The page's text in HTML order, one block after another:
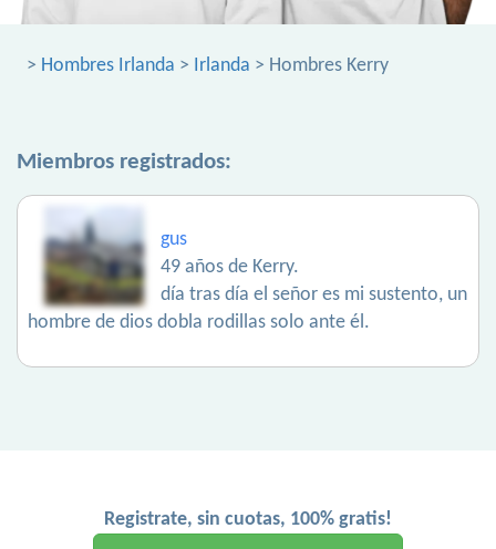
> Hombres Irlanda > Irlanda > Hombres Kerry
Miembros registrados:
gus
49 años de Kerry.
día tras día el señor es mi sustento, un
hombre de dios dobla rodillas solo ante él.
Registrate, sin cuotas, 100% gratis!